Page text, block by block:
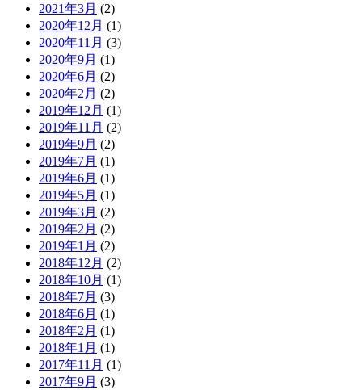
2021年3月 (2)
2020年12月 (1)
2020年11月 (3)
2020年9月 (1)
2020年6月 (2)
2020年2月 (2)
2019年12月 (1)
2019年11月 (2)
2019年9月 (2)
2019年7月 (1)
2019年6月 (1)
2019年5月 (1)
2019年3月 (2)
2019年2月 (2)
2019年1月 (2)
2018年12月 (2)
2018年10月 (1)
2018年7月 (3)
2018年6月 (1)
2018年2月 (1)
2018年1月 (1)
2017年11月 (1)
2017年9月 (3)